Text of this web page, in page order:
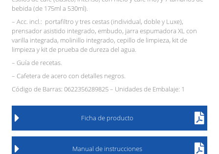
bebida (de 175ml a 530ml).
– Acc. incl.: portafiltro y tres cestas (individual, doble y Luxe),
prensador asistido integrado, embudo, jarra espumadora XL con
varilla integrada, molinillo integrado, cepillo de limpieza, kit de
limpieza y kit de prueba de dureza del agua.
– Guía de recetas.
– Cafetera de acero con detalles negros.
Código de Barras: 0622356289825 – Unidades de Embalaje: 1
Ficha de producto
Manual de instrucciones